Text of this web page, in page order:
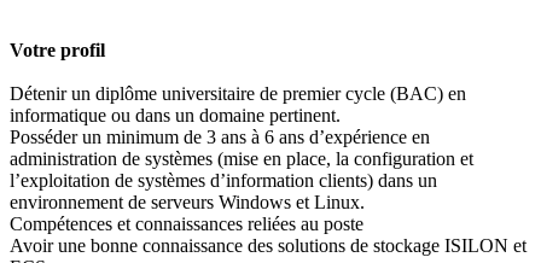
Votre profil
Détenir un diplôme universitaire de premier cycle (BAC) en
informatique ou dans un domaine pertinent.
Posséder un minimum de 3 ans à 6 ans d’expérience en
administration de systèmes (mise en place, la configuration et
l’exploitation de systèmes d’information clients) dans un
environnement de serveurs Windows et Linux.
Compétences et connaissances reliées au poste
Avoir une bonne connaissance des solutions de stockage ISILON et